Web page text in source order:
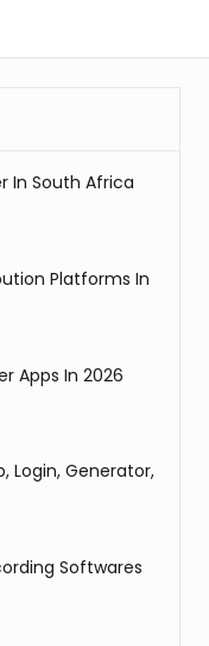
In South Africa
Platforms In
Apps In 2026
Login, Generator,
Softwares